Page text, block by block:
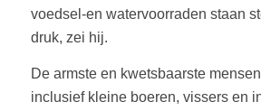
voedsel-en watervoorraden staan
druk, zei hij.
De armste en kwetsbaarste
inclusief kleine boeren, vissers en